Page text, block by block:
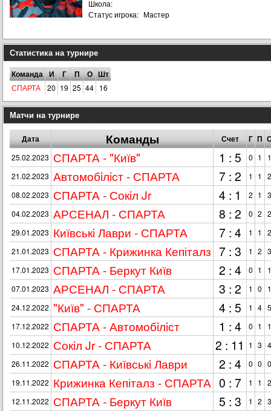
Школа:
Статус игрока: Мастер
Статистика на турнире
Команда И Г П О Шт
СПАРТА 20 19 25 44 16
Матчи на турнире
Дата Команды Счет Г П
25.02.2023 СПАРТА - "Київ" 1 : 5 0 1
1
21.02.2023 Автомобiлiст - СПАРТА 7 : 2 1 1
2
08.02.2023 СПАРТА - Сокiл Jr 4 : 1 2 1
3
04.02.2023 АРСЕНАЛ - СПАРТА 8 : 2 0 2 2
29.01.2023 Київськi Лаври - СПАРТА 7 : 4 1 1
2
21.01.2023 СПАРТА - Крижинка Кепіталз 7 : 3 1 2 3
17.01.2023 СПАРТА - Беркут Київ 2 : 4 0 1
1
07.01.2023 АРСЕНАЛ - СПАРТА 3 : 2 1 0
1
24.12.2022 "Київ" - СПАРТА 4 : 5 1 4 5
17.12.2022 СПАРТА - Автомобiлiст 1 : 4 0 1
1
10.12.2022 Сокiл Jr - СПАРТА 2 : 11 1 3 4
26.11.2022 СПАРТА - Київськi Лаври 2 : 4 0 0 0
19.11.2022 Крижинка Кепіталз - СПАРТА 0 : 7 1 1
2
12.11.2022 СПАРТА - Беркут Київ 5 : 3 1 2 3